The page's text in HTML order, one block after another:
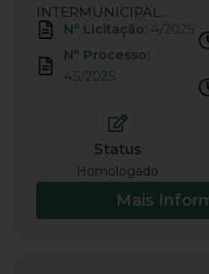
INTERMUNICIPAL…
Nº Licitação: 4/2025
Nº Processo:
45/2025
Status
Homologado
Mais